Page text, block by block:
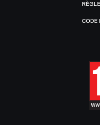
CODE